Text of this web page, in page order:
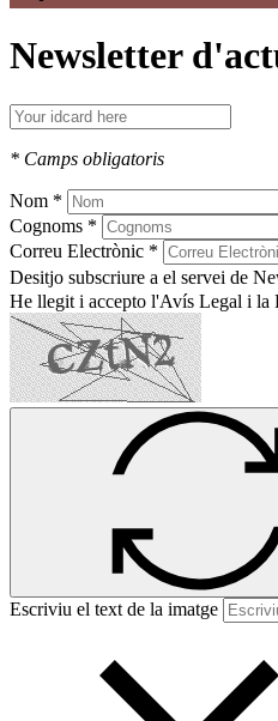
Newsletter
* Camps obligatoris
Nom *
Cognoms *
Correu Electrònic *
Desitjo subscriure a el servei de
He llegit i accepto l'Avís Legal i la
Escriviu el text de la imatge